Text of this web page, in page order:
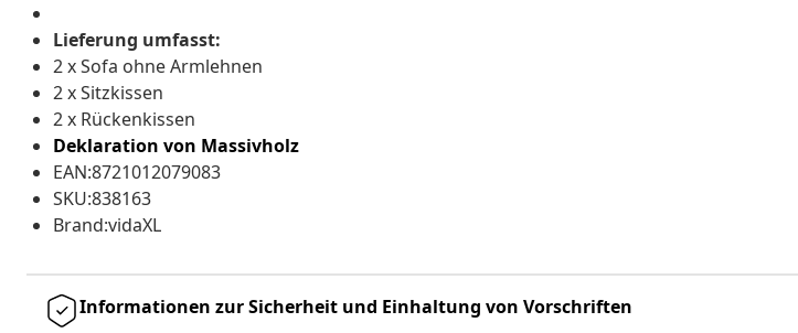
Lieferung umfasst:
2 x Sofa ohne Armlehnen
2 x Sitzkissen
2 x Rückenkissen
Deklaration von Massivholz
EAN:8721012079083
SKU:838163
Brand:vidaXL
Informationen zur Sicherheit und Einhaltung von Vorschriften